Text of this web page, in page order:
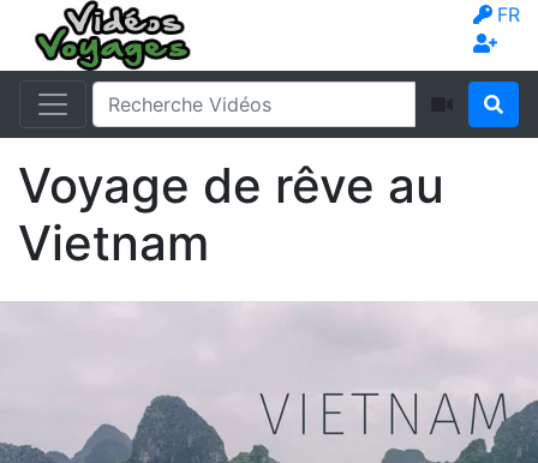
FR
Voyage de rêve au
Vietnam